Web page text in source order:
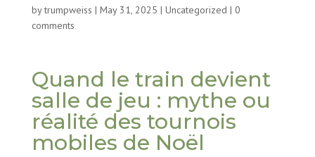
bytrumpweiss | May 31, 2025 | Uncategorized | 0
comments
Quand le train devient
salle de jeu : mythe ou
réalité des tournois
mobiles de Noël